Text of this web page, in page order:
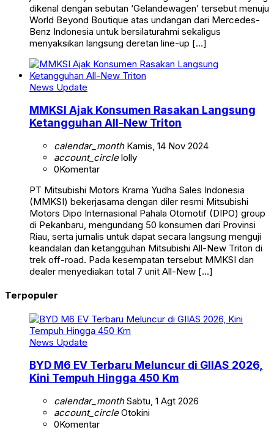
dikenal dengan sebutan ‘Gelandewagen’ tersebut menuju
World Beyond Boutique atas undangan dari Mercedes-
Benz Indonesia untuk bersilaturahmi sekaligus
menyaksikan langsung deretan line-up […]
News Update
MMKSI Ajak Konsumen Rasakan Langsung
Ketangguhan All-New Triton
calendar_monthKamis, 14 Nov 2024
account_circlelolly
0Komentar
PT Mitsubishi Motors Krama Yudha Sales Indonesia
(MMKSI) bekerjasama dengan diler resmi Mitsubishi
Motors Dipo Internasional Pahala Otomotif (DIPO) group
di Pekanbaru, mengundang 50 konsumen dari Provinsi
Riau, serta jurnalis untuk dapat secara langsung menguji
keandalan dan ketangguhan Mitsubishi All-New Triton di
trek off-road. Pada kesempatan tersebut MMKSI dan
dealer menyediakan total 7 unit All-New […]
Terpopuler
News Update
BYD M6 EV Terbaru Meluncur di GIIAS 2026,
Kini Tempuh Hingga 450 Km
calendar_monthSabtu, 1 Agt 2026
account_circleOtokini
0Komentar